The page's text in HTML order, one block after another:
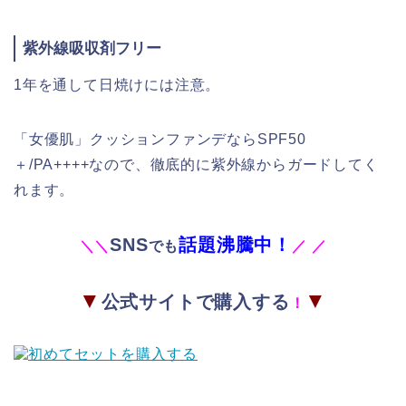
紫外線吸収剤フリー
1年を通して日焼けには注意。
「女優肌」クッションファンデならSPF50
＋/PA++++なので、徹底的に紫外線からガードしてく
れます。
＼ ＼SNSでも話題沸騰中！ ／ ／
▼ 公式サイトで購入する ！ ▼